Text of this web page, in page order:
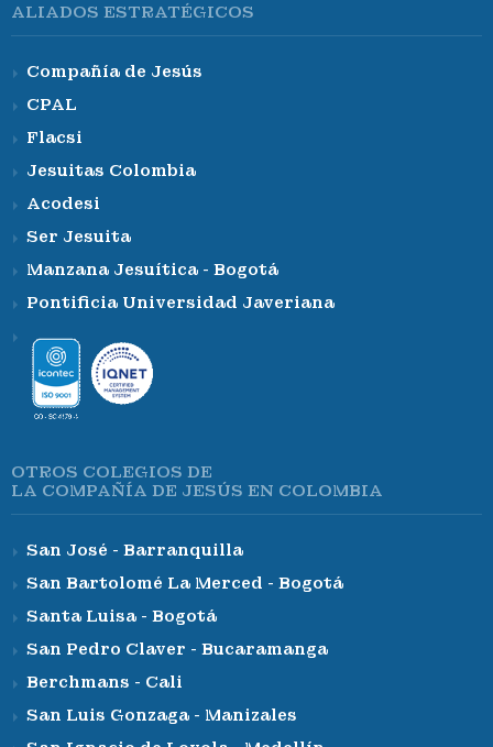
ALIADOS ESTRATÉGICOS
Compañía de Jesús
CPAL
Flacsi
Jesuitas Colombia
Acodesi
Ser Jesuita
Manzana Jesuítica - Bogotá
Pontificia Universidad Javeriana
OTROS COLEGIOS DE
LA COMPAÑÍA DE JESÚS EN COLOMBIA
San José - Barranquilla
San Bartolomé La Merced - Bogotá
Santa Luisa - Bogotá
San Pedro Claver - Bucaramanga
Berchmans - Cali
San Luis Gonzaga - Manizales